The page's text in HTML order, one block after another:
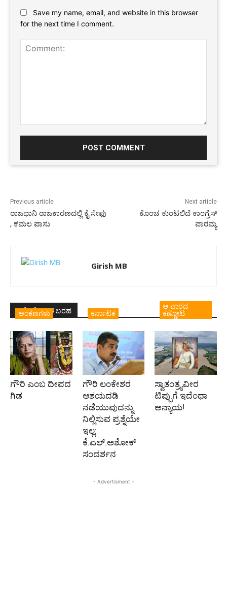
Save my name, email, and website in this browser
for the next time I comment.
Previous article
ರಾಜಧಾನಿ ರಾಜಕಾರಣದಲ್ಲಿ ಕೈ ಸೇಫು
, ಕಮಲ ಪಾಸು
Next article
ಕೊಂಚ ಕುಂಟಲಿದೆ ಕಾಂಗ್ರೆಸ್
ಪಾರಮ್ಯ
Girish MB
ಇದೇ ಲೇಖಕರ ಬರಹ
ಅಂಕಣಗಳು
ಗೌರಿ ಎಂಬ ದೀಪದ
ಗಿಡ
ಕರ್ನಾಟಕ
ಗೌರಿ ಲಂಕೇಶರ
ಆಶಯದಡಿ
ನಡೆಯುವುದನ್ನು
ನಿಲ್ಲಿಸುವ ಪ್ರಶ್ನೆಯೇ
ಇಲ್ಲ:
ಕೆ.ಎಲ್.ಅಶೋಕ್
ಸಂದರ್ಶನ
ಆ ವಾರದ
ಕಣ್ಣೋಟ
ಸ್ವಾತಂತ್ರ್ಯವೀರ
ಟಿಪ್ಪುಗೆ ಇದೆಂಥಾ
ಅನ್ಯಾಯ!
- Advertisment -